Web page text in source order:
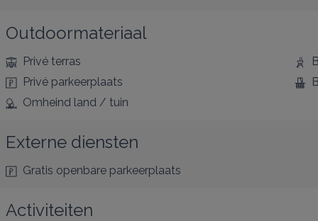
Outdoormateriaal
Privé terras
Privé parkeerplaats
Omheind land / tuin
Externe diensten
Gratis openbare parkeerplaats
Activiteiten